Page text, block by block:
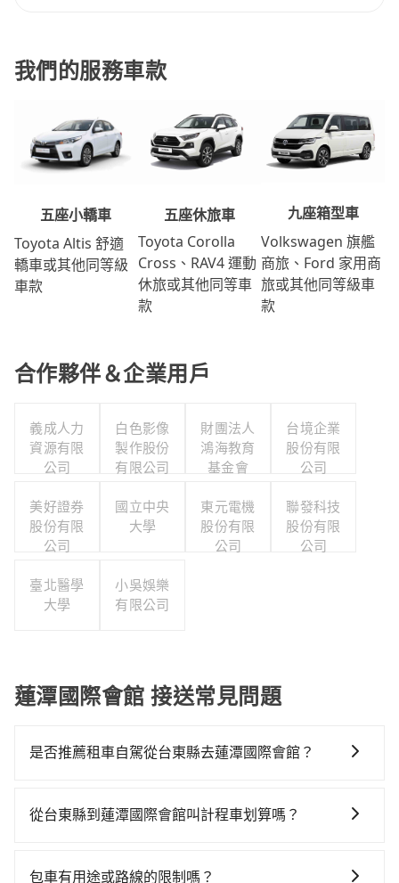
我們的服務車款
五座小轎車
Toyota Altis 舒適
轎車或其他同等級
車款
五座休旅車
Toyota Corolla
Cross、RAV4 運動
休旅或其他同等車
款
九座箱型車
Volkswagen 旗艦
商旅、Ford 家用商
旅或其他同等級車
款
合作夥伴＆企業用戶
義成人力
資源有限
公司
白色影像
製作股份
有限公司
財團法人
鴻海教育
基金會
台境企業
股份有限
公司
美好證券
股份有限
公司
國立中央
大學
東元電機
股份有限
公司
聯發科技
股份有限
公司
臺北醫學
大學
小吳娛樂
有限公司
蓮潭國際會館 接送常見問題
是否推薦租車自駕從台東縣去蓮潭國際會館？
時不需要閉目養神（因為要自己開車），最重要的是你
$115~205承租小轎車，每公里再額外加收$3.2，從台東
從台東縣到蓮潭國際會館叫計程車划算嗎？
灣大車隊，如果在路邊攔不到車，也可考慮打電話至附
包車有用途或路線的限制嗎？